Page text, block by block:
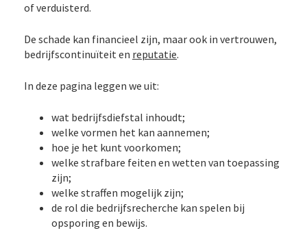
of verduisterd.
De schade kan financieel zijn, maar ook in vertrouwen,
bedrijfscontinuïteit en reputatie.
In deze pagina leggen we uit:
wat bedrijfsdiefstal inhoudt;
welke vormen het kan aannemen;
hoe je het kunt voorkomen;
welke strafbare feiten en wetten van toepassing
zijn;
welke straffen mogelijk zijn;
de rol die bedrijfsrecherche kan spelen bij
opsporing en bewijs.